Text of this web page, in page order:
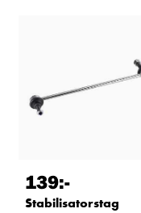
139:-
Stabilisatorstag